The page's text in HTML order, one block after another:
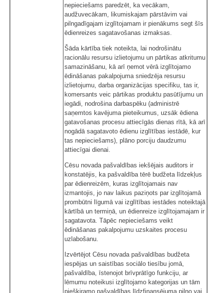
nepieciešams paredzēt, ka vecākam,
audžuvecākam, likumiskajam pārstāvim vai
pilngadīgajam izglītojamam ir pienākums segt šīs
ēdienreizes sagatavošanas izmaksas.
Šāda kārtība tiek noteikta, lai nodrošinātu
racionālu resursu izlietojumu un pārtikas atkritumu
samazināšanu, kā arī ņemot vērā izglītojamo
ēdināšanas pakalpojuma sniedzēja resursu
izlietojumu, darba organizācijas specifiku, tas ir,
komersants veic pārtikas produktu pasūtījumu un
iegādi, nodrošina darbaspēku (administrē
saņemtos kavējuma pieteikumus, uzsāk ēdiena
gatavošanas procesu attiecīgās dienas rītā, kā arī
nogādā sagatavoto ēdienu izglītības iestādē, kur
tas nepieciešams), plāno porciju daudzumu
attiecīgai dienai.
Cēsu novada pašvaldības iekšējais auditors ir
konstatējis, ka pašvaldība tērē budžeta līdzekļus
par ēdienreizēm, kuras izglītojamais nav
izmantojis, jo nav laikus paziņots par izglītojamā
prombūtni līgumā vai izglītības iestādes noteiktajā
kārtībā un termiņā, un ēdienreize izglītojamajam ir
sagatavota. Tāpēc nepieciešams veikt
ēdināšanas pakalpojumu uzskaites procesu
uzlabošanu.
Izvērtējot Cēsu novada pašvaldības budžeta
iespējas un saistības sociālo tiesību jomā,
pašvaldība, īstenojot brīvprātīgo funkciju, ar
lēmumu noteikusi izglītojamo kategorijas un tām
piešķiramo pašvaldības līdzfinansējuma pilno vai